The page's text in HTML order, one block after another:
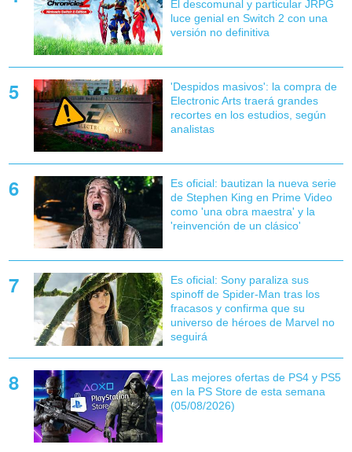
El descomunal y particular JRPG
luce genial en Switch 2 con una
versión no definitiva
'Despidos masivos': la compra de
Electronic Arts traerá grandes
recortes en los estudios, según
analistas
Es oficial: bautizan la nueva serie
de Stephen King en Prime Video
como 'una obra maestra' y la
'reinvención de un clásico'
Es oficial: Sony paraliza sus
spinoff de Spider-Man tras los
fracasos y confirma que su
universo de héroes de Marvel no
seguirá
Las mejores ofertas de PS4 y PS5
en la PS Store de esta semana
(05/08/2026)